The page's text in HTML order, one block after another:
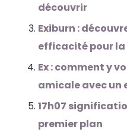
découvrir
Exiburn :
efficacité pour la
Ex : comment y
amicale avec un
17h07
premier plan